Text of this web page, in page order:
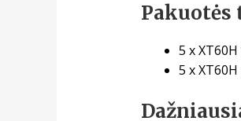
5 x XT60H
5 x XT60H